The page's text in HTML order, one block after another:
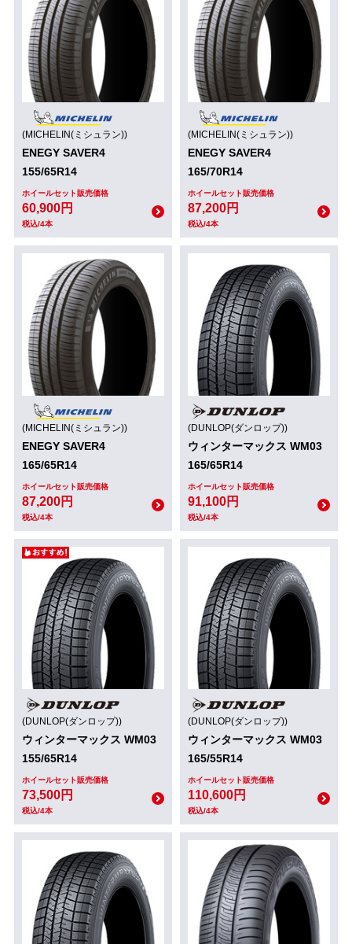
(MICHELIN(ミシュラン))
ENEGY SAVER4
155/65R14
ホイールセット販売価格
60,900円
税込/4本
(MICHELIN(ミシュラン))
ENEGY SAVER4
165/70R14
ホイールセット販売価格
87,200円
税込/4本
(MICHELIN(ミシュラン))
ENEGY SAVER4
165/65R14
ホイールセット販売価格
87,200円
税込/4本
(DUNLOP(ダンロップ))
ウィンターマックス WM03
165/65R14
ホイールセット販売価格
91,100円
税込/4本
(DUNLOP(ダンロップ))
ウィンターマックス WM03
155/65R14
ホイールセット販売価格
73,500円
税込/4本
(DUNLOP(ダンロップ))
ウィンターマックス WM03
165/55R14
ホイールセット販売価格
110,600円
税込/4本